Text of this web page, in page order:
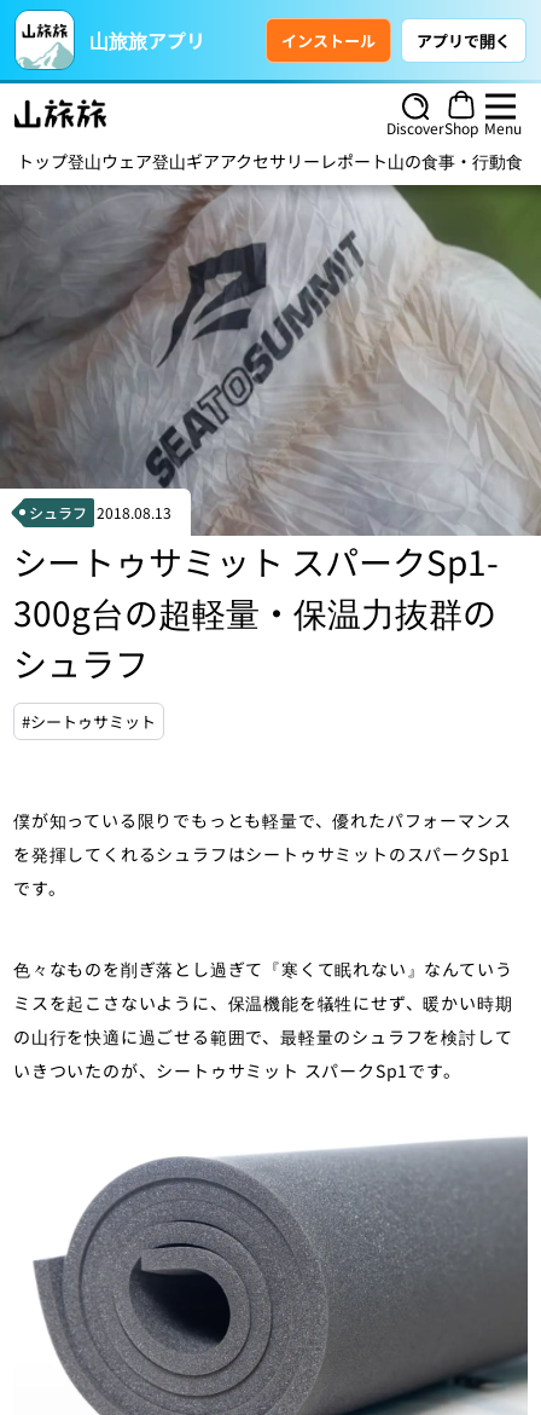
山旅旅アプリ インストール アプリで開く
DiscoverShop Menu
トップ登山ウェア登山ギアアクセサリー レポート山の食事・行動食
シュラフ 2018.08.13
シートゥサミット スパークSp1-
300g台の超軽量・保温力抜群の
シュラフ
#シートゥサミット
僕が知っている限りでもっとも軽量で、優れたパフォーマンス
を発揮してくれるシュラフはシートゥサミットのスパークSp1
です。
色々なものを削ぎ落とし過ぎて『寒くて眠れない』なんていう
ミスを起こさないように、保温機能を犠牲にせず、暖かい時期
の山行を快適に過ごせる範囲で、最軽量のシュラフを検討して
いきついたのが、シートゥサミット スパークSp1です。